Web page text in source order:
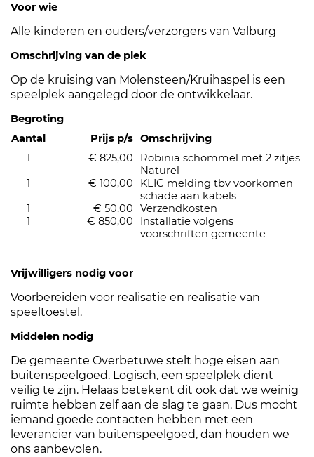
Voor wie
Alle kinderen en ouders/verzorgers van Valburg
Omschrijving van de plek
Op de kruising van Molensteen/Kruihaspel is een
speelplek aangelegd door de ontwikkelaar.
Begroting
Aantal
Prijs p/s Omschrijving
1
€ 825,00
Robinia schommel met 2 zitjes
Naturel
1
€ 100,00
KLIC melding tbv voorkomen
schade aan kabels
1
€ 50,00
Verzendkosten
1
€ 850,00
Installatie volgens
voorschriften gemeente
Vrijwilligers nodig voor
Voorbereiden voor realisatie en realisatie van
speeltoestel.
Middelen nodig
De gemeente Overbetuwe stelt hoge eisen aan
buitenspeelgoed. Logisch, een speelplek dient
veilig te zijn. Helaas betekent dit ook dat we weinig
ruimte hebben zelf aan de slag te gaan. Dus mocht
iemand goede contacten hebben met een
leverancier van buitenspeelgoed, dan houden we
ons aanbevolen.